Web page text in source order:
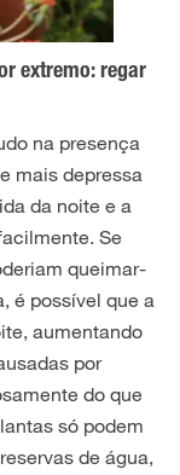
extremo: regar
na presença
mais depressa
da noite e a
Se
queimar-
é possível que a
aumentando
por
do que
só podem
de água,